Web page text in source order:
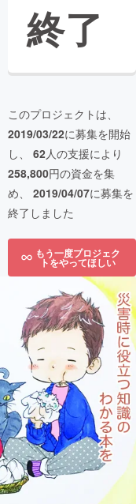
終了
このプロジェクトは、
2019/03/22に募集を開始
し、 62人の支援により
258,800円の資金を集
め、 2019/04/07に募集を
終了しました
もう一度プロジェク
トをやってほしい